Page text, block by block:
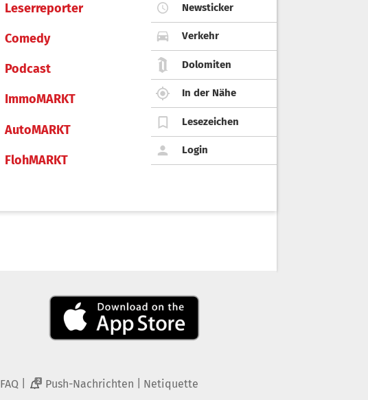
Leserreporter
Comedy
Podcast
ImmoMARKT
AutoMARKT
FlohMARKT
Newsticker
Verkehr
Dolomiten
In der Nähe
Lesezeichen
Login
FAQ 2 Push-Nachrichten Netiquette